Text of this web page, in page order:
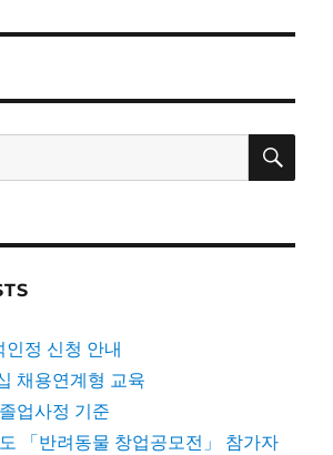
정 신청 안내
채용연계형 교육
업사정 기준
「반려동물 창업공모전」 참가자